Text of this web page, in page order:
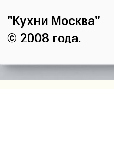
"Кухни Москва"
© 2008 года.